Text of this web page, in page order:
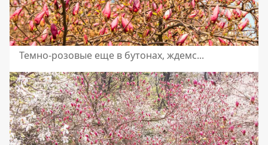
Темно-розовые еще в бутонах, ждемс...